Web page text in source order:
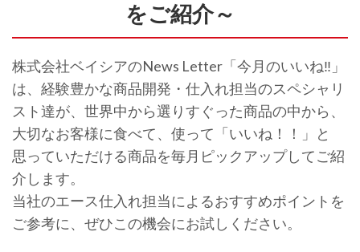
をご紹介～
株式会社ベイシアのNews Letter「今月のいいね‼」
は、経験豊かな商品開発・仕入れ担当のスペシャリ
スト達が、世界中から選りすぐった商品の中から、
大切なお客様に食べて、使って「いいね！！」と
思っていただける商品を毎月ピックアップしてご紹
介します。
当社のエース仕入れ担当によるおすすめポイントを
ご参考に、ぜひこの機会にお試しください。